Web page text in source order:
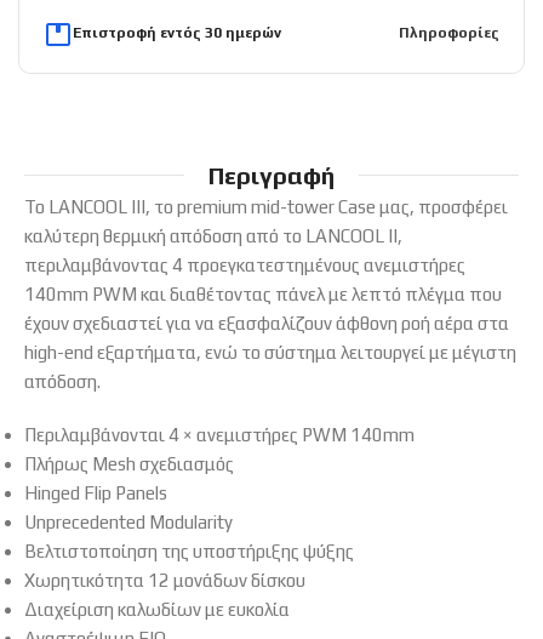
Επιστροφή εντός 30 ημερών Πληροφορίες
Περιγραφή
Το LANCOOL III, το premium mid-tower Case μας, προσφέρει
καλύτερη θερμική απόδοση από το LANCOOL II,
περιλαμβάνοντας 4 προεγκατεστημένους ανεμιστήρες
140mm PWM και διαθέτοντας πάνελ με λεπτό πλέγμα που
έχουν σχεδιαστεί για να εξασφαλίζουν άφθονη ροή αέρα στα
high-end εξαρτήματα, ενώ το σύστημα λειτουργεί με μέγιστη
απόδοση.
Περιλαμβάνονται 4 × ανεμιστήρες PWM 140mm
Πλήρως Mesh σχεδιασμός
Hinged Flip Panels
Unprecedented Modularity
Βελτιστοποίηση της υποστήριξης ψύξης
Χωρητικότητα 12 μονάδων δίσκου
Διαχείριση καλωδίων με ευκολία